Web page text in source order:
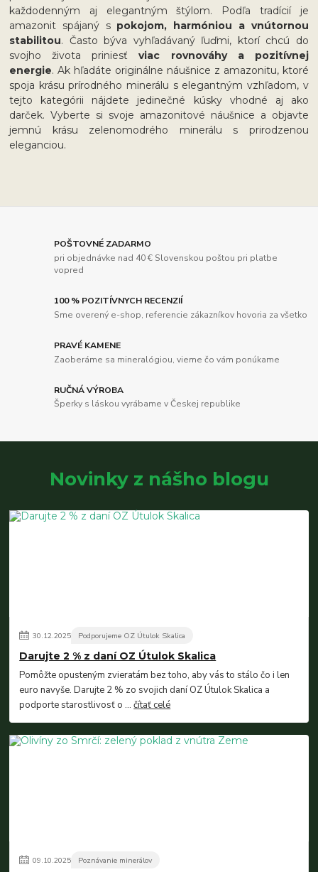
každodenným aj elegantným štýlom. Podľa tradícií je
amazonit spájaný s pokojom, harmóniou a vnútornou
stabilitou. Často býva vyhľadávaný ľuďmi, ktorí chcú do
svojho života priniesťviac rovnováhy a pozitívnej
energie. Ak hľadáte originálne náušnice z amazonitu, ktoré
spoja krásu prírodného minerálu s elegantným vzhľadom, v
tejto kategórii nájdete jedinečné kúsky vhodné aj ako
darček. Vyberte si svoje amazonitové náušnice a objavte
jemnú krásu zelenomodrého minerálu s prirodzenou
eleganciou.
POŠTOVNÉ ZADARMO
pri objednávke nad 40 € Slovenskou poštou pri platbe
vopred
100 % POZITÍVNYCH RECENZIÍ
Sme overený e-shop, referencie zákazníkov hovoria za všetko
PRAVÉ KAMENE
Zaoberáme sa mineralógiou, vieme čo vám ponúkame
RUČNÁ VÝROBA
Šperky s láskou vyrábame v Českej republike
Novinky z nášho blogu
30.12.2025 Podporujeme OZ Útulok Skalica
Darujte 2 % z daní OZ Útulok Skalica
Pomôžte opusteným zvieratám bez toho, aby vás to stálo čo i len
euro navyše. Darujte 2 % zo svojich daní OZ Útulok Skalica a
podporte starostlivosť o ...čítať celé
09.10.2025 Poznávanie minerálov